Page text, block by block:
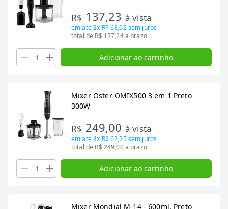
R$ 137,23 à vista
em até2x R$ 68,62sem juros
total de R$ 137,24 a prazo
Adicionar ao carrinho
Mixer Oster OMIX500 3 em 1 Preto
300W
R$ 249,00 à vista
em até4x R$ 62,25sem juros
total de R$ 249,00 a prazo
Adicionar ao carrinho
Mixer Mondial M-14 - 600ml, Preto